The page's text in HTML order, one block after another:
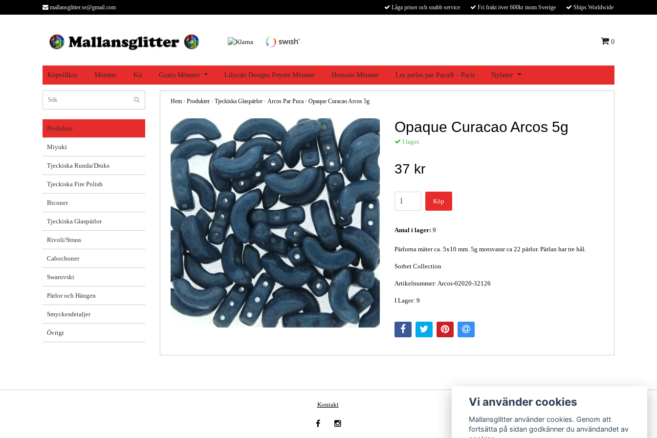
mallansglitter.se@gmail.com Låga priser och snabb service Fri frakt över 600kr inom Sverige Ships Worldwide
0
Köpvillkor Mönster Kit Gratis Mönster Lilycats Designs Peyote Mönster Hemasis Mönster Les perles par Puca® - Paris Nyheter
Produkter
Miyuki
Tjeckiska Runda/Druks
Tjeckiska Fire Polish
Biconer
Tjeckiska Glaspärlor
Rivoli/Strass
Cabochoner
Swarovski
Pärlor och Hängen
Smyckesdetaljer
Övrigt
Hem › Produkter › Tjeckiska Glaspärlor › Arcos Par Puca › Opaque Curacao Arcos 5g
Opaque Curacao Arcos 5g
I lager.
37 kr
Köp
Antal i lager: 9
Pärlorna mäter ca. 5x10 mm. 5g motsvarar ca 22 pärlor. Pärlan har tre hål.
Sorbet Collection
Artikelnummer: Arcos-02020-32126
I Lager: 9
Kontakt Vi använder cookies
Mallansglitter använder cookies. Genom att
fortsätta på sidan godkänner du användandet av